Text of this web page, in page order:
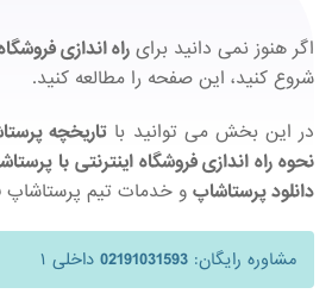
اگر هنوز نمی دانید برای راه اندازی
شروع کنید، این صفحه را مطالعه کنید.
در این بخش می توانید با تاریخچه
نحوه راه اندازی فروشگاه اینترنتی با
دانلود پرستاشاپ و خدمات تیم پرستاشاپ
مشاوره رایگان: 02191031593 داخلی ۱